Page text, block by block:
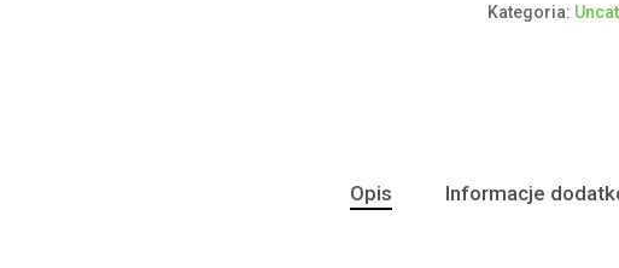
Kategoria:
Opis Informacje